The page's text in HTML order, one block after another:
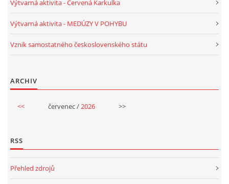
SVĚTOVÝ DEN VODY 22. BŘEZEN
Výtvarná aktivita - Červená Karkulka
Výtvarná aktivita - MEDÚZY V POHYBU
Vznik samostatného československého státu
ARCHIV
<< červenec /2026 >>
RSS
Přehled zdrojů